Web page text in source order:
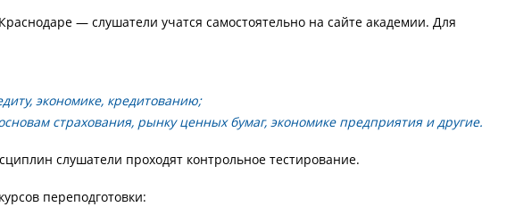
— слушатели учатся самостоятельно на сайте академии. Для
экономике, кредитованию;
страхования, рынку ценных бумаг, экономике предприятия и другие.
слушатели проходят контрольное тестирование.
переподготовки: